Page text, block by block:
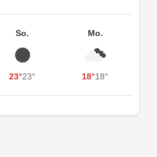
So.
23°23°
Mo.
18°18°